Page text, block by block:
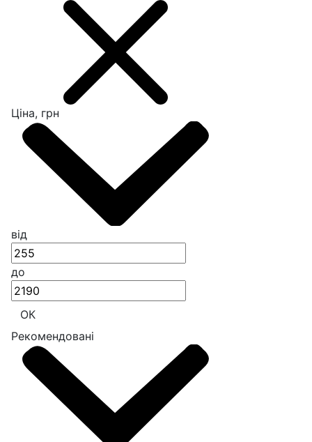
Ціна, грн
від
до
ОК
Рекомендовані